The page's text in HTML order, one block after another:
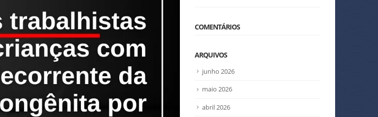
COMENTÁRIOS
ARQUIVOS
junho 2026
maio 2026
abril 2026